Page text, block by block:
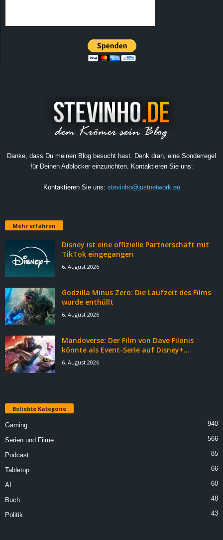
Danke, dass Du meinen Blog besucht hast. Denk dran, eine Sonderregel
für Deinen Adblocker einzurichten. Kontaktieren Sie uns:
Kontaktieren Sie uns: stevinho@justnetwork.eu
Mehr erfahren
Disney ist eine offizielle Partnerschaft mit
TikTok eingegangen
6. August 2026
Godzilla Minus Zero: Die Laufzeit des Films
wurde enthüllt
6. August 2026
Mandoverse: Der Film von Dave Filonis
könnte als Event-Serie auf Disney+...
6. August 2026
Beliebte Kategorie
Gaming 940
Serien und Filme 566
Podcast 85
Tabletop 66
AI 60
Buch 48
Politik 43